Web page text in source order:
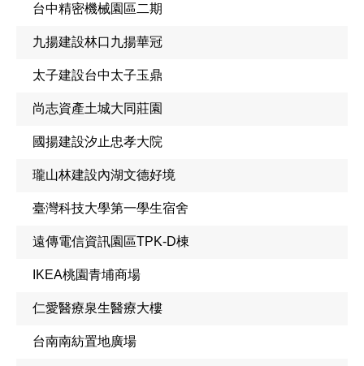
台中精密機械園區二期
九揚建設林口九揚華冠
太子建設台中太子玉鼎
尚志資產土城大同莊園
國揚建設汐止忠孝大院
瓏山林建設內湖文德好境
臺灣科技大學第一學生宿舍
遠傳電信資訊園區TPK-D棟
IKEA桃園青埔商場
仁愛醫療泉生醫療大樓
台南南紡置地廣場